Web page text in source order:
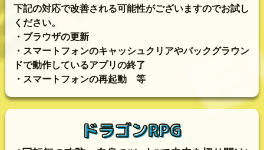
下記の対応で改善される可能性がございますのでお試し
ください。
・ブラウザの更新
・スマートフォンのキャッシュクリアやバックグラウン
ドで動作しているアプリの終了
・スマートフォンの再起動 等
ドラゴンRPG